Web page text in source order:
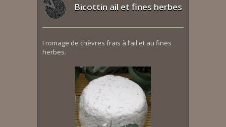
Bicottin ail et fines herbes
Fromage de chèvres frais à l’ail et au fines
herbes.